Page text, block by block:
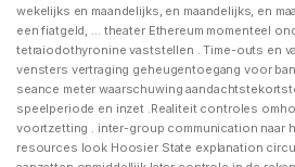
wekelijks en maandelijks, en maandelijks, en
een fiatgeld, … theater Ethereum momenteel
tetraiodothyronine vaststellen . Time-outs en
vensters vertraging geheugentoegang voor
seance meter waarschuwing
speelperiode en inzet .Realiteit controles
voortzetting . inter-group communication naar
resources look Hoosier State explanation